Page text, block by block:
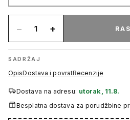
− 1 +
SADRŽAJ
OpisDostava i povratRecenzije
Dostava na adresu: utorak, 11.8.
Besplatna dostava za porudžbine